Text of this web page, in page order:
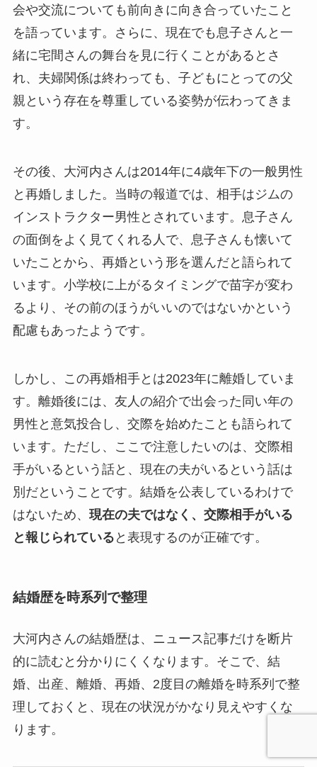
会や交流についても前向きに向き合っていたこと
を語っています。さらに、現在でも息子さんと一
緒に宅間さんの舞台を見に行くことがあるとさ
れ、夫婦関係は終わっても、子どもにとっての父
親という存在を尊重している姿勢が伝わってきま
す。
その後、大河内さんは2014年に4歳年下の一般男性
と再婚しました。当時の報道では、相手はジムの
インストラクター男性とされています。息子さん
の面倒をよく見てくれる人で、息子さんも懐いて
いたことから、再婚という形を選んだと語られて
います。小学校に上がるタイミングで苗字が変わ
るより、その前のほうがいいのではないかという
配慮もあったようです。
しかし、この再婚相手とは2023年に離婚していま
す。離婚後には、友人の紹介で出会った同い年の
男性と意気投合し、交際を始めたことも語られて
います。ただし、ここで注意したいのは、交際相
手がいるという話と、現在の夫がいるという話は
別だということです。結婚を公表しているわけで
はないため、 現在の夫ではなく、交際相手がいる
と報じられている と表現するのが正確です。
結婚歴を時系列で整理
大河内さんの結婚歴は、ニュース記事だけを断片
的に読むと分かりにくくなります。そこで、結
婚、出産、離婚、再婚、2度目の離婚を時系列で整
理しておくと、現在の状況がかなり見えやすくな
ります。